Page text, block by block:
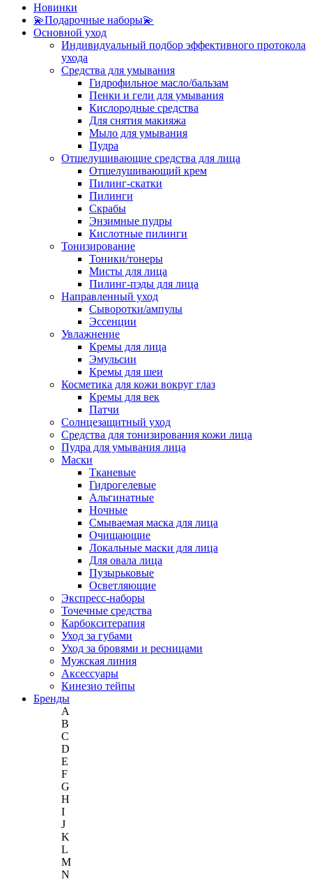
Новинки
💫Подарочные наборы💫
Основной уход
Индивидуальный подбор эффективного протокола
ухода
Средства для умывания
Гидрофильное масло/бальзам
Пенки и гели для умывания
Кислородные средства
Для снятия макияжа
Мыло для умывания
Пудра
Отшелушивающие средства для лица
Отшелушивающий крем
Пилинг-скатки
Пилинги
Скрабы
Энзимные пудры
Кислотные пилинги
Тонизирование
Тоники/тонеры
Мисты для лица
Пилинг-пэды для лица
Направленный уход
Сыворотки/ампулы
Эссенции
Увлажнение
Кремы для лица
Эмульсии
Кремы для шеи
Косметика для кожи вокруг глаз
Кремы для век
Патчи
Солнцезащитный уход
Средства для тонизирования кожи лица
Пудра для умывания лица
Маски
Тканевые
Гидрогелевые
Альгинатные
Ночные
Смываемая маска для лица
Очищающие
Локальные маски для лица
Для овала лица
Пузырьковые
Осветляющие
Экспресс-наборы
Точечные средства
Карбокситерапия
Уход за губами
Уход за бровями и ресницами
Мужская линия
Аксессуары
Кинезио тейпы
Бренды
A
B
C
D
E
F
G
H
I
J
K
L
M
N